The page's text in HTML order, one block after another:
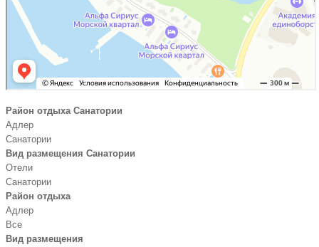
Район отдыха Санатории
Адлер
Санатории
Вид размещения Санатории
Отели
Санатории
Район отдыха
Адлер
Все
Вид размещения